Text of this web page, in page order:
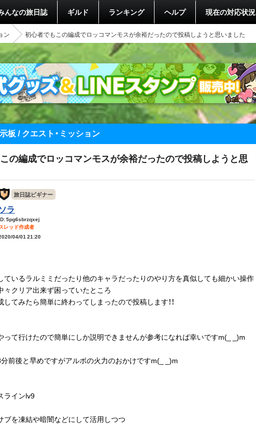
んなの旅日誌 ギルド ランキング ヘルプ 現在の対応状況
ン 初心者でもこの編成でロッコマンモスが余裕だったので投稿しようと思いました
板 / クエスト・ミッション
の編成でロッコマンモスが余裕だったので投稿しようと思
旅日誌ビギナー
ソラ
5pg6sbrzqxej
レッド作成者
04/01 21:20
ているラルミミだったり他のキャラだったりのやり方を真似しても細かい操作
々クリア出来ず困っていたところ
してみたら簡単に終わってしまったので投稿します！！
って行けたので簡単にしか説明できませんが参考になれば幸いですm(_ _)m
前後と早めですがアルボの火力のおかけですm(_ _)m
ラインlv9
ブを凍結や暗闇などにして活用しつつ